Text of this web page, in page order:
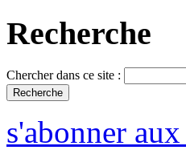
Recherche
Chercher dans ce site :
s'abonner